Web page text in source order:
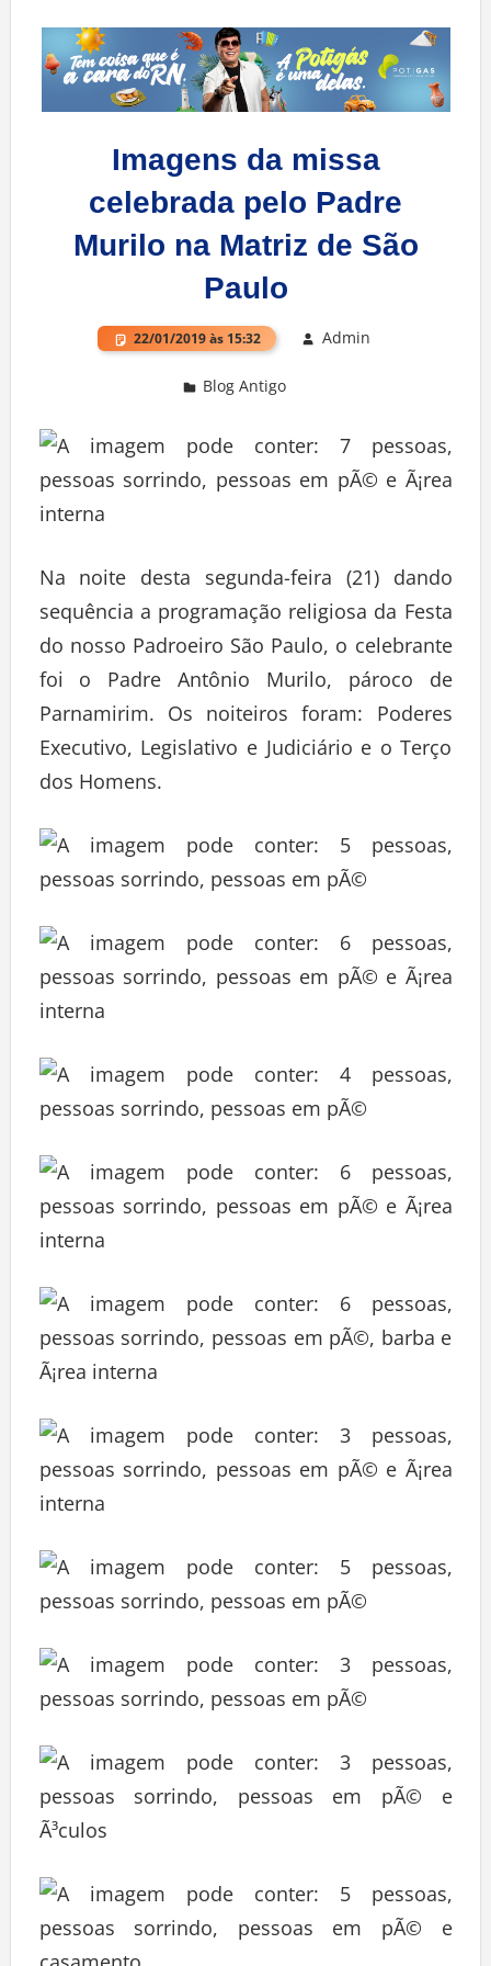
Imagens da missa
celebrada pelo Padre
Murilo na Matriz de São
Paulo
22/01/2019 às 15:32 Admin
Blog Antigo
Na noite desta segunda-feira (21) dando
sequência a programação religiosa da Festa
do nosso Padroeiro São Paulo, o celebrante
foi o Padre Antônio Murilo, pároco de
Parnamirim. Os noiteiros foram: Poderes
Executivo, Legislativo e Judiciário e o Terço
dos Homens.